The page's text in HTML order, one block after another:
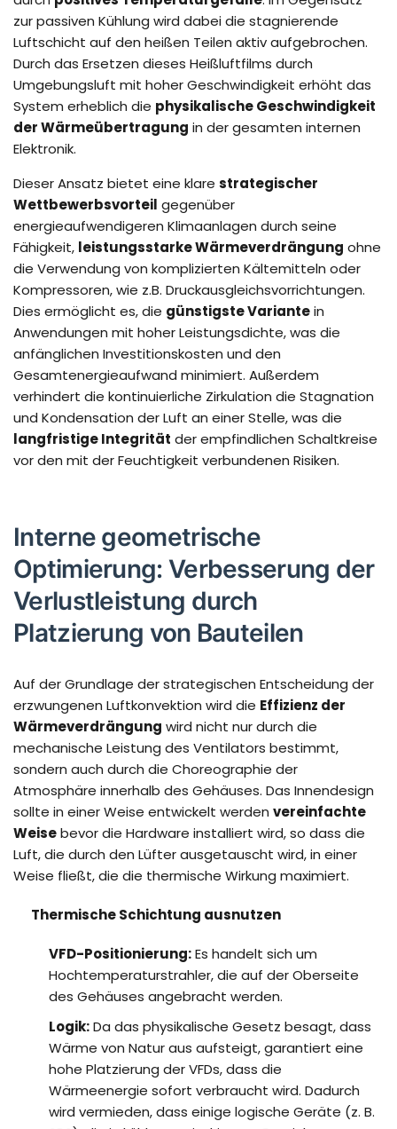
zur passiven Kühlung wird dabei die stagnierende
Luftschicht auf den heißen Teilen aktiv aufgebrochen.
Durch das Ersetzen dieses Heißluftfilms durch
Umgebungsluft mit hoher Geschwindigkeit erhöht das
System erheblich die physikalische Geschwindigkeit
der Wärmeübertragung in der gesamten internen
Elektronik.
Dieser Ansatz bietet eine klare strategischer
Wettbewerbsvorteil gegenüber
energieaufwendigeren Klimaanlagen durch seine
Fähigkeit, leistungsstarke Wärmeverdrängung ohne
die Verwendung von komplizierten Kältemitteln oder
Kompressoren, wie z.B. Druckausgleichsvorrichtungen.
Dies ermöglicht es, die günstigste Variantein
Anwendungen mit hoher Leistungsdichte, was die
anfänglichen Investitionskosten und den
Gesamtenergieaufwand minimiert. Außerdem
verhindert die kontinuierliche Zirkulation die Stagnation
und Kondensation der Luft an einer Stelle, was die
langfristige Integrität der empfindlichen Schaltkreise
vor den mit der Feuchtigkeit verbundenen Risiken.
Interne geometrische
Optimierung: Verbesserung der
Verlustleistung durch
Platzierung von Bauteilen
Auf der Grundlage der strategischen Entscheidung der
erzwungenen Luftkonvektion wird die Effizienz der
Wärmeverdrängung wird nicht nur durch die
mechanische Leistung des Ventilators bestimmt,
sondern auch durch die Choreographie der
Atmosphäre innerhalb des Gehäuses. Das Innendesign
sollte in einer Weise entwickelt werden vereinfachte
Weisebevor die Hardware installiert wird, so dass die
Luft, die durch den Lüfter ausgetauscht wird, in einer
Weise fließt, die die thermische Wirkung maximiert.
Thermische Schichtung ausnutzen
VFD-Positionierung:Es handelt sich um
Hochtemperaturstrahler, die auf der Oberseite
des Gehäuses angebracht werden.
Logik:Da das physikalische Gesetz besagt, dass
Wärme von Natur aus aufsteigt, garantiert eine
hohe Platzierung der VFDs, dass die
Wärmeenergie sofort verbraucht wird. Dadurch
wird vermieden, dass einige logische Geräte (z. B.